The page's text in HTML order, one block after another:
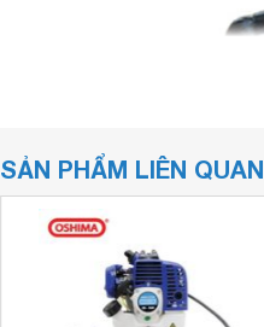
SẢN PHẨM LIÊN QUAN